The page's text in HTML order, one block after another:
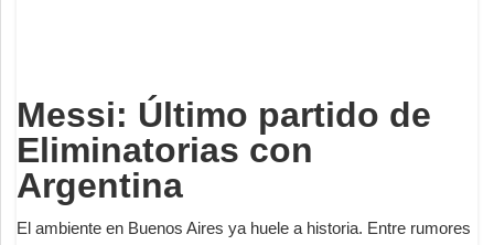
Messi: Último partido de
Eliminatorias con
Argentina
El ambiente en Buenos Aires ya huele a historia. Entre rumores